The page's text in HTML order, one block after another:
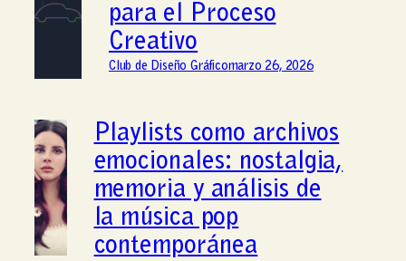
para el Proceso
Creativo
Club de Diseño Gráficomarzo 26, 2026
Playlists como archivos
emocionales: nostalgia,
memoria y análisis de
la música pop
contemporánea